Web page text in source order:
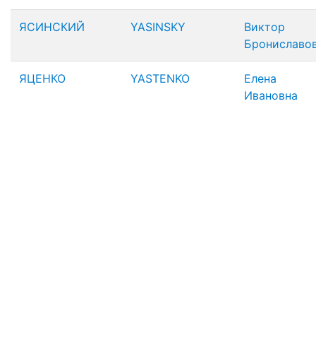
ЯСИНСКИЙ YASINSKY
Виктор
ЯЦЕНКО YASTENKO
Елена
Ивановна